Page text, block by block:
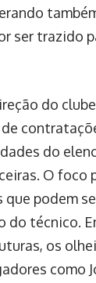
ser trazido
do
do
O foco
podem
do técnico.
os
como